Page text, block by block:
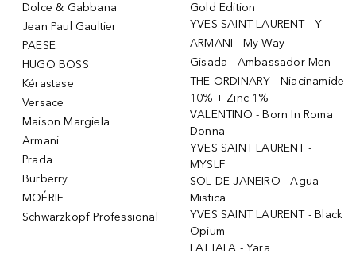
Dolce & Gabbana
Jean Paul Gaultier
PAESE
HUGO BOSS
Kérastase
Versace
Maison Margiela
Armani
Prada
Burberry
MOÉRIE
Schwarzkopf Professional
Gold Edition
YVES SAINT LAURENT - Y
ARMANI - My Way
Gisada - Ambassador Men
THE ORDINARY - Niacinamide
10% + Zinc 1%
VALENTINO - Born In Roma
Donna
YVES SAINT LAURENT -
MYSLF
SOL DE JANEIRO - Agua
Mistica
YVES SAINT LAURENT - Black
Opium
LATTAFA - Yara